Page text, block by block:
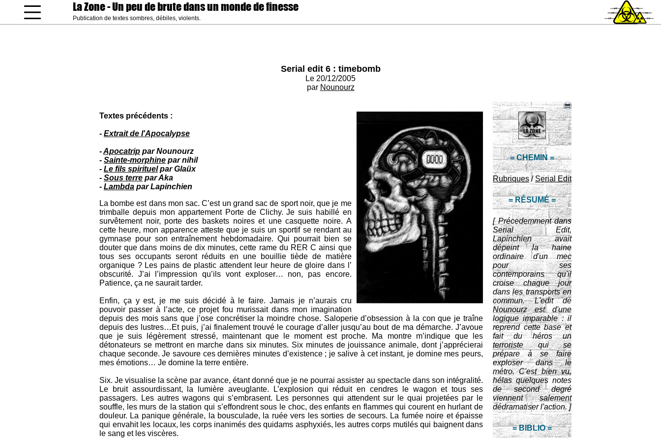
La Zone- Un peu de brute dans un monde de finesse
Publication de textes sombres, débiles, violents.
Serial edit 6 : timebomb
Le 20/12/2005
par Nounourz
= CHEMIN =
Rubriques / Serial Edit
= RÉSUMÉ =
[ Précedemment dans
Serial Edit,
Lapinchien avait
dépeint la haine
ordinaire d'un mec
pour ses
contemporains qu'il
croise chaque jour
dans les transports en
commun. L'edit de
Nounourz est d'une
logique imparable : il
reprend cette base et
fait du héros un
terroriste qui se
prépare à se faire
exploser dans le
métro. C'est bien vu,
hélas quelques notes
de second degré
viennent salement
dédramatiser l'action. ]
= BIBLIO =
Textes précédents :
- Extrait de l'Apocalypse
-Apocatrip par Nounourz
- Sainte-morphine par nihil
- Le fils spirituelpar Glaüx
- Sous terre par Aka
- Lambda par Lapinchien
La bombe est dans mon sac. C’est un grand sac de sport noir, que je me
trimballe depuis mon appartement Porte de Clichy. Je suis habillé en
survêtement noir, porte des baskets noires et une casquette noire. A
cette heure, mon apparence atteste que je suis un sportif se rendant au
gymnase pour son entraînement hebdomadaire. Qui pourrait bien se
douter que dans moins de dix minutes, cette rame du RER C ainsi que
tous ses occupants seront réduits en une bouillie tiède de matière
organique ? Les pains de plastic attendent leur heure de gloire dans l’
obscurité. J’ai l’impression qu’ils vont exploser… non, pas encore.
Patience, ça ne saurait tarder.
Enfin, ça y est, je me suis décidé à le faire. Jamais je n’aurais cru
pouvoir passer à l’acte, ce projet fou murissait dans mon imagination
depuis des mois sans que j’ose concrétiser la moindre chose. Saloperie d’obsession à la con que je traîne
depuis des lustres…Et puis, j’ai finalement trouvé le courage d’aller jusqu’au bout de ma démarche. J’avoue
que je suis légèrement stressé, maintenant que le moment est proche. Ma montre m’indique que les
détonateurs se mettront en marche dans six minutes. Six minutes de jouissance animale, dont j’apprécierai
chaque seconde. Je savoure ces dernières minutes d’existence ; je salive à cet instant, je domine mes peurs,
mes émotions… Je domine la terre entière.
Six. Je visualise la scène par avance, étant donné que je ne pourrai assister au spectacle dans son intégralité.
Le bruit assourdissant, la lumière aveuglante. L’explosion qui réduit en cendres le wagon et tous ses
passagers. Les autres wagons qui s’embrasent. Les personnes qui attendent sur le quai projetées par le
souffle, les murs de la station qui s’effondrent sous le choc, des enfants en flammes qui courent en hurlant de
douleur. La panique générale, la bousculade, la ruée vers les sorties de secours. La fumée noire et épaisse
qui envahit les locaux, les corps inanimés des quidams asphyxiés, les autres corps mutilés qui baignent dans
le sang et les viscères.